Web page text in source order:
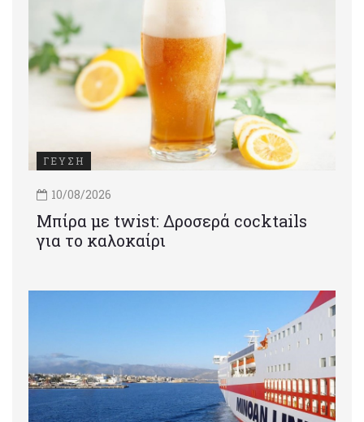
ΓΕΥΣΗ
10/08/2026
Μπίρα με twist: Δροσερά cocktails
για το καλοκαίρι